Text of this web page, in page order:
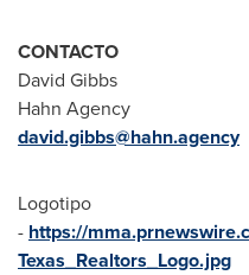
CONTACTO
David Gibbs
Hahn Agency
david.gibbs@hahn.agency
Logotipo
- https://
Texas_Realtors_Logo.jpg